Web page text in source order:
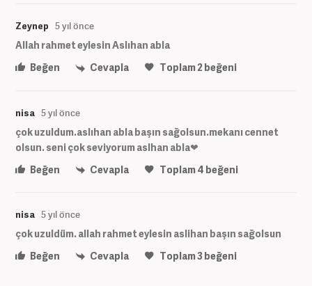
Zeynep 5 yıl önce
Allah rahmet eylesin Aslıhan abla
Beğen
Cevapla Toplam2beğeni
nisa 5 yıl önce
çok uzuldum.aslıhan abla başın sağolsun.mekanı cennet
olsun. seni çok seviyorum aslhan abla❤
Beğen
Cevapla Toplam4 beğeni
nisa 5 yıl önce
çok uzuldüm. allah rahmet eylesin aslihan başın sağolsun
Beğen
Cevapla Toplam3beğeni